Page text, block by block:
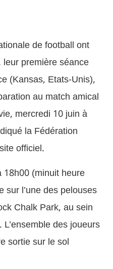
de football ont
première séance
(Kansas, Etats-Unis),
au match amical
mercredi 10 juin à
la Fédération
officiel.
(minuit heure
sur l’une des pelouses
Chalk Park, au sein
des joueurs
sortie sur le sol